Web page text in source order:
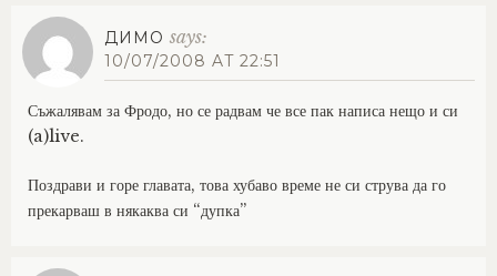
ДИМО says:
10/07/2008 AT 22:51
Съжалявам за Фродо, но се радвам че все пак написа нещо и си
(a)live.
Поздрави и горе главата, това хубаво време не си струва да го
прекарваш в някаква си “дупка”